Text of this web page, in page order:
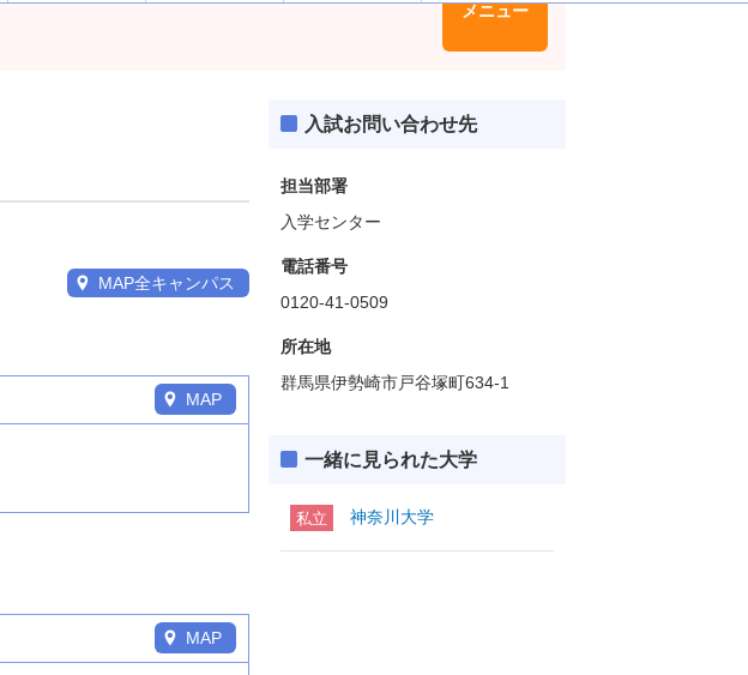
メニュー
MAP全キャンパス
MAP
MAP
入試お問い合わせ先
担当部署
入学センター
電話番号
0120-41-0509
所在地
群馬県伊勢崎市戸谷塚町634-1
一緒に見られた大学
私立 神奈川大学